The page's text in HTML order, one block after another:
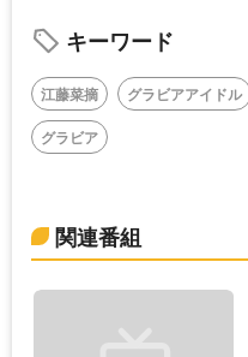
キーワード
江藤菜摘 グラビアアイドル
グラビア
関連番組